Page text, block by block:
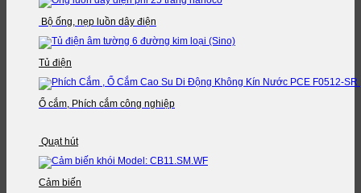
Bộ ống, nẹp luồn dây điện
Tủ điện
Ổ cắm, Phích cắm công nghiệp
Quạt hút
Cảm biến